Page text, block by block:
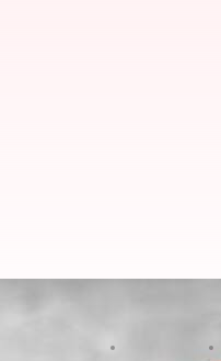
इस राज्य में